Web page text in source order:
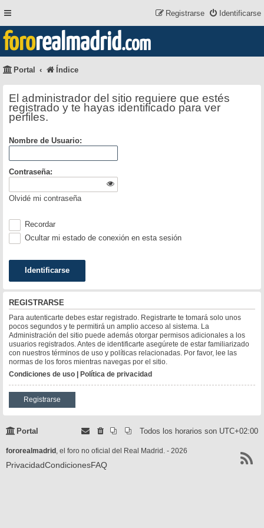
Identificarse
Registrarse
fororealmadrid.com
Portal Índice
El administrador del sitio requiere que estés
registrado y te hayas identificado para ver
perfiles.
Nombre de Usuario:
Contraseña:
Olvidé mi contraseña
Recordar
Ocultar mi estado de conexión en esta sesión
REGISTRARSE
Para autenticarte debes estar registrado. Registrarte te tomará solo unos
pocos segundos y te permitirá un amplio acceso al sistema. La
Administración del sitio puede además otorgar permisos adicionales a los
usuarios registrados. Antes de identificarte asegúrete de estar familiarizado
con nuestros términos de uso y políticas relacionadas. Por favor, lee las
normas de los foros mientras navegas por el sitio.
Condiciones de uso | Política de privacidad
Registrarse
Portal Todos los horarios son UTC+02:00
fororealmadrid , el foro no oficial del Real Madrid. - 2026
PrivacidadCondicionesFAQ